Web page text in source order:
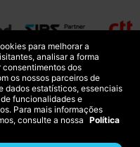
para melhorar a
analisar a forma
dos
os nossos parceiros de
dados estatísticos, essenciais
funcionalidades e
Para mais informações
consulte a nossa
Política